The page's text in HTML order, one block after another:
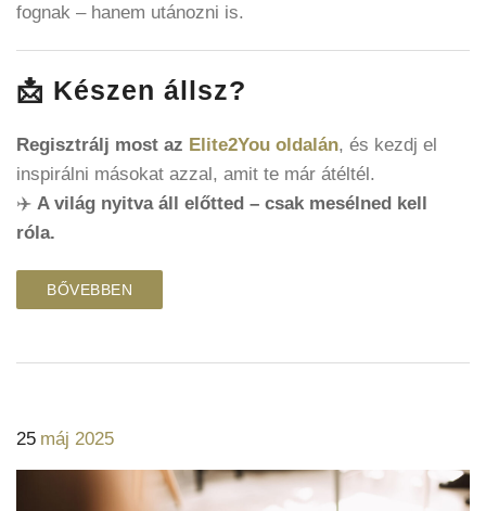
fognak – hanem utánozni is.
📩 Készen állsz?
Regisztrálj most az Elite2You oldalán, és kezdj el
inspirálni másokat azzal, amit te már átéltél.
✈️ A világ nyitva áll előtted – csak mesélned kell
róla.
BŐVEBBEN
25 máj 2025